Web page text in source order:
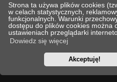
Strona ta używa plików cookies
w celach statystycznych,
funkcjonalnych. Warunki
dostępu do plików cookies można
ustawieniach przeglądarki
Dowiedz się więcej
Akceptuję!